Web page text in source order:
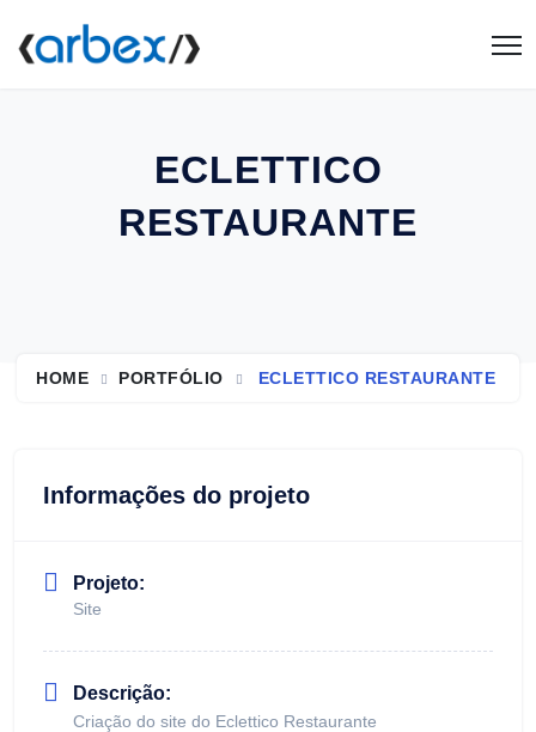
ECLETTICO
RESTAURANTE
HOME PORTFÓLIO ECLETTICO RESTAURANTE
Informações do projeto
Projeto:
Site
Descrição:
Criação do site do Eclettico Restaurante